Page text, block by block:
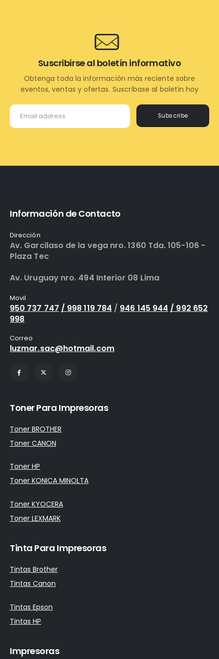
Subscribe
Suscribirse al boletín informativo
Obtenga toda la información más reciente sobre
eventos, ventas y ofertas. Suscríbase al boletín hoy
Información de Contacto
Dirección
Av. Garcilaso de la vega nro. 1360 Tda. 105-106 -
Plaza Tec
Av. Uruguay nro. 494 Interior 08 Lima
Movil
950 737 747 / 998 119 784 / 946 145 944 / 992 652
998
Correo
luzmar.sac@hotmail.com
Toner Para Impresoras
Toner BROTHER
Toner CANON
Toner HP
Toner KONICA MINOLTA
Toner KYOCERA
Toner LEXMARK
Tinta Para Impresoras
Tintas Brother
Tintas Canon
Tintas Epson
Tintas HP
Impresoras